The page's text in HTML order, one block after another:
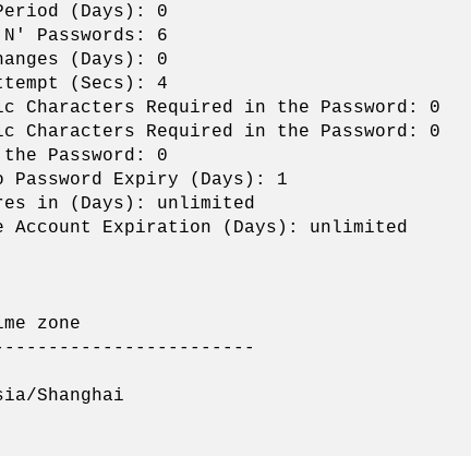
(Days): 0
6
(Days): 0
(Secs): 4
Characters Required in the Password: 0
Characters Required in the Password: 0
Password: 0
Password Expiry (Days): 1
unlimited
Account Expiration (Days): unlimited
Shanghai